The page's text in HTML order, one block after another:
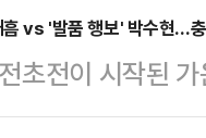
vs '발품 행보' 박수현…
초전이 시작된
보와 김태흠 국